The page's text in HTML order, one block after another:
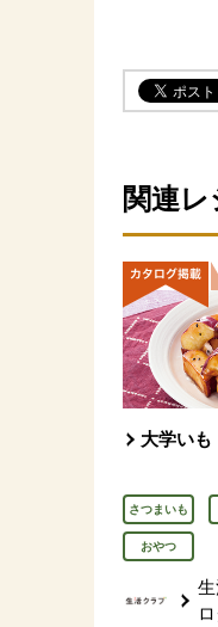
関連
大学いも
さつまいも
おやつ